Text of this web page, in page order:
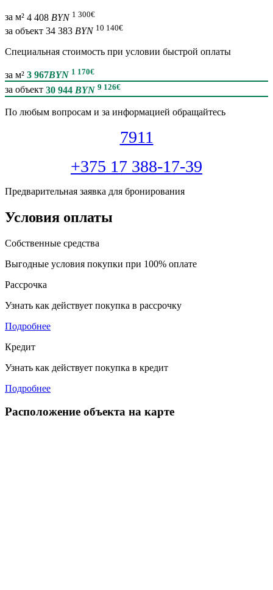
за м² 4 408 BYN 1 300€
за объект 34 383 BYN 10 140€
Специальная cтоимость при условии быстрой оплаты
за м² 3 967BYN 1 170€
за объект 30 944 BYN 9 126€
По любым вопросам и за информацией обращайтесь
7911
+375 17 388-17-39
Предварительная заявка для бронирования
Условия оплаты
Собственные средства
Выгодные условия покупки при 100% оплате
Рассрочка
Узнать как действует покупка в рассрочку
Подробнее
Кредит
Узнать как действует покупка в кредит
Подробнее
Расположение объекта на карте